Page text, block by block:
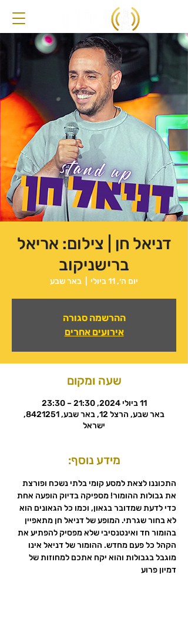
דניאל חן | צילום: אריאל
ברישניקוב
יום ה׳, 11 ביולי באר שבע
ההרשמה סגורה
אירועים אחרים
שעה ומקום
11 ביולי 2024, 21:30 – 23:30
באר שבע, הרצל 12, באר שבע, 8421251,
ישראל
מידע נוסף:
התכוננו לצאת למסע קומי בלתי נשכח ופורצת
את גבולות ההומור! מספיקה בדיוק הופעה אחת
כדי לדעת שמדובר בגאון, וכמו כל הגאונים הוא
לא בחור שגרתי. המופע של דניאל חן מתאפיין
בהומור חד ואינטנסיבי שלא מפסיק להפתיע את
הקהל כל פעם מחדש. ההומור של דניאל אינו
מוגבל בגבולות והוא יקח אתכם למחוזות של
דמיון פרוע